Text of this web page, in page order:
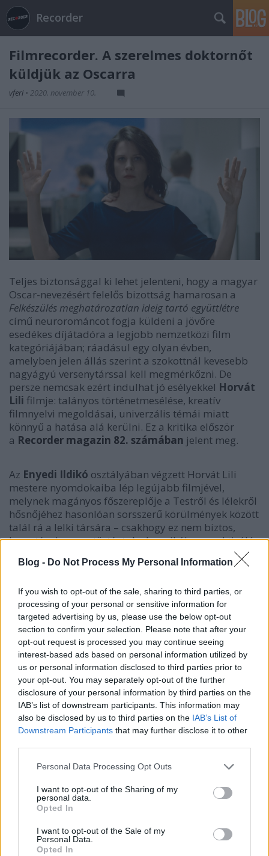
Blog - Do Not Process My Personal Information
If you wish to opt-out of the sale, sharing to third parties, or
processing of your personal or sensitive information for
targeted advertising by us, please use the below opt-out
section to confirm your selection. Please note that after your
opt-out request is processed you may continue seeing
interest-based ads based on personal information utilized by
us or personal information disclosed to third parties prior to
your opt-out. You may separately opt-out of the further
disclosure of your personal information by third parties on the
IAB’s list of downstream participants. This information may
also be disclosed by us to third parties on the IAB’s List of
Downstream Participants that may further disclose it to other
Please note that this website/app uses one or more Google
not limited to your visit or usage behaviour. You may click to
grant or deny consent to Google and its third-party tags to
use your data for below specified purposes in below Google
consent section.
Personal Data Processing Opt Outs
I want to opt-out of the Sharing of my
personal data.
Opted In
I want to opt-out of the Sale of my
Personal Data.
Opted In
Recorder
Filmrecorder. A szerelmes doktornőt
küldjük az Oscarra
vferi • 2020. november 10.
Teljes biztonsággal ki lehet jelenteni, hogy a magyar
Oscar-nevezésért felelős bizottság hamarosan a
Felkészülés meghatározatlan ideig tartó együttlétre
című neurorománcot fogja küldeni a jövőre
esedékes díjátadóra a legjobb nemzetközi film
kategóriájában; ráadásul egy olyan évben,
amelyben jelen állás szerint a szokottnál kevesebb
nagyágyú versenytárssal kell megmérkőzni. De
persze nemcsak ezért indulhat jó esélyekkel Horvát
Lili filmje: talányos történetmesélése, kreatív
filmnyelvi megoldásai, univerzális témái miatt
könnyű a hatása alá kerülni. Ez a kritika először
a Recorder magazin 82. számában jelent meg.
Az Enyedi Ildikó osztályában végzett Horvát Lili
mestere nyomdokaiba lép legújabb filmjével,
melynek magányos főszereplője a Testről és lélekről
hősnőjéhez hasonlóan sorsszerű körülmények között
talál rá a lelki társára – csakhogy ez nem biztos,
hogy tényleg megtörtént. Az Amerikában praktizáló
konferencián találkozik Drexler Jánossal (Bodó
rögtön megbeszélnek egy romantikus budapesti
találkozót. János nem jön el, de nem holmi
hollywoodi nagy félreértés vagy akadály miatt: az őt
felkutató, majd számonkérő Mártával közli, hogy
soha életében nem látta a nőt.
Tényleg annyira vágyna a szerelemre Márta, hogy
csak beképzelte magának az egészet? Vagy János
ezzel a hazugsággal akarta lerázni? De akkor miért
érdeklődik ennyire a nő után? A rendező
fesztiválsiker első nagyjátékfilmje, a nyomasztó
vidéki szegénységben játszódóSzerdai gyerek után a
Felkészülés…egy misztikusan romantikus, 35 mm-
es filmre rögzített Budapestre kalauzol el bennünket
hősnő pszichéjébe.